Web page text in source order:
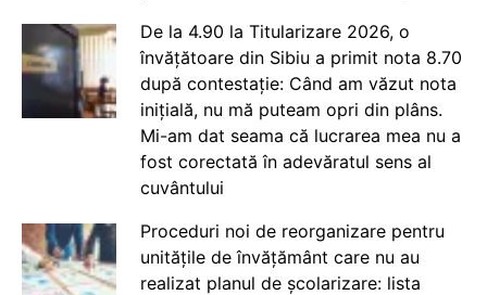
De la 4.90 la Titularizare 2026, o
învățătoare din Sibiu a primit nota 8.70
după contestație: Când am văzut nota
inițială, nu mă puteam opri din plâns.
Mi-am dat seama că lucrarea mea nu a
fost corectată în adevăratul sens al
cuvântului
Proceduri noi de reorganizare pentru
unitățile de învățământ care nu au
realizat planul de școlarizare: lista